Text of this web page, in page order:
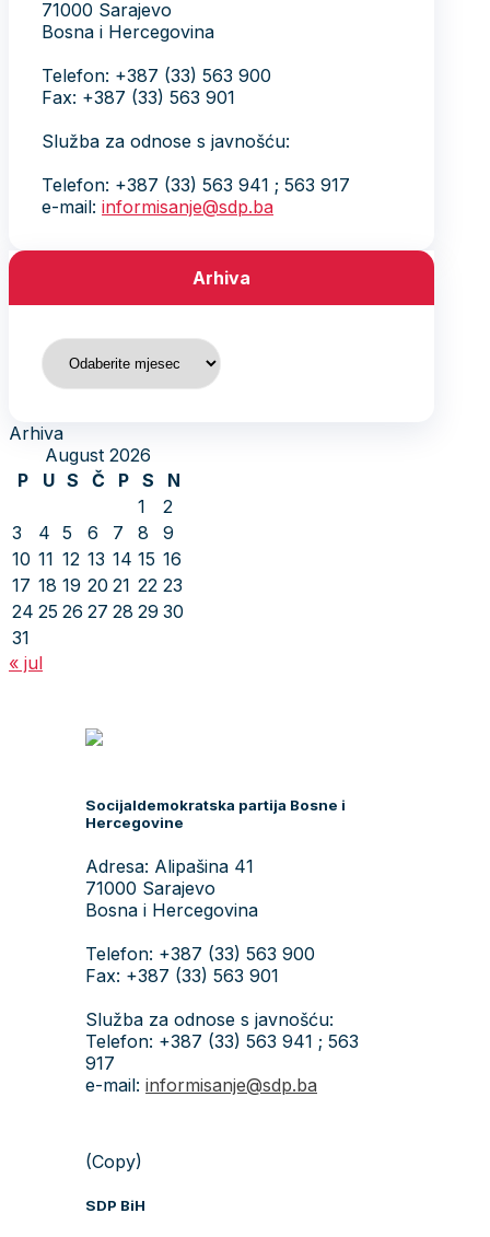
71000 Sarajevo
Bosna i Hercegovina
Telefon: +387 (33) 563 900
Fax: +387 (33) 563 901
Služba za odnose s javnošću:
Telefon: +387 (33) 563 941 ; 563 917
e-mail: informisanje@sdp.ba
Arhiva
Arhiva
Arhiva
August 2026
P
U S Č P S
N
1
2
3
4 5 6 7 8
9
10 11 12 13 14 15 16
17 18 19 20 21 22 23
24 25 26 27 28 29 30
31
« jul
Socijaldemokratska partija Bosne i
Hercegovine
Adresa: Alipašina 41
71000 Sarajevo
Bosna i Hercegovina
Telefon: +387 (33) 563 900
Fax: +387 (33) 563 901
Služba za odnose s javnošću:
Telefon: +387 (33) 563 941 ; 563
917
e-mail: informisanje@sdp.ba
(Copy)
SDP BiH